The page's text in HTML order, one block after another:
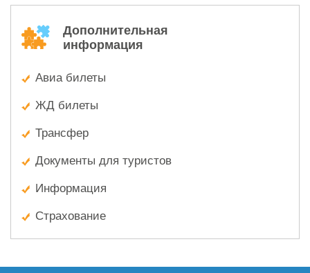
Дополнительная
информация
Авиа билеты
ЖД билеты
Трансфер
Документы для туристов
Информация
Страхование